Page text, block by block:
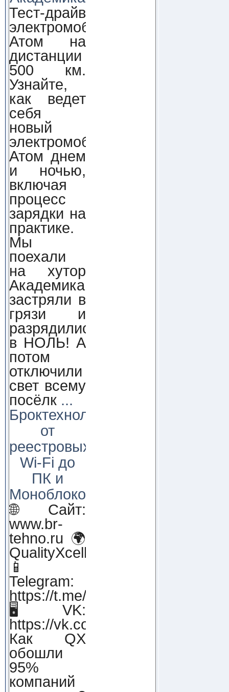
Тест-драйв
электромобиля
Атом на
дистанции
500 км.
Узнайте,
как ведет
себя
новый
электромобиль
Атом днем
и ночью,
включая
процесс
зарядки на
практике.
Мы
поехали
на хутор
Академика,
застряли в
грязи и
разрядились
в НОЛЬ! А
потом
отключили
свет всему
посёлк ...
Броктехнолоджи:
от
реестровых
Wi-Fi до
ПК и
Моноблоков!
🌐 Сайт:
www.br-
tehno.ru 🌍
QualityXcellence.ru
📱
Telegram:
https://t.me/qx_lab_IT
🖥 VK:
https://vk.com/qualityxcellenc
Как QX
обошли
95%
компаний